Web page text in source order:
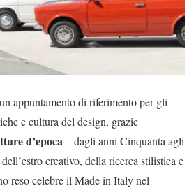
appuntamento di riferimento per gli
e cultura del design, grazie
d’epoca– dagli anni Cinquanta agli
creativo, della ricerca stilistica e
reso celebre il Made in Italy nel